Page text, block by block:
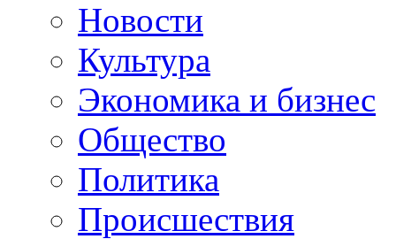
Новости
Культура
Экономика и бизнес
Общество
Политика
Происшествия